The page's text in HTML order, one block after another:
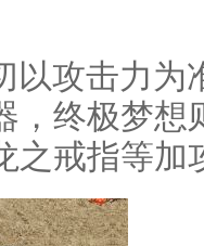
以攻击力为
，终极梦
之戒指等加